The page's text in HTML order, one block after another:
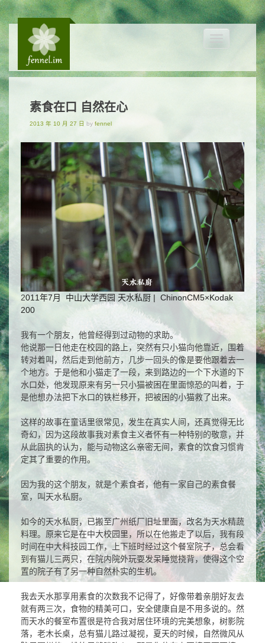
素食在口 自然在心
2013 年 10 月 27 日 by fennel
2011年7月 中山大学西园 天水私厨 | ChinonCM5×Kodak
200
我有一个朋友，他曾经得到过动物的求助。
他说那一日他走在校园的路上，突然有只小猫向他靠近，围着
转对着叫，然后走到他前方，几步一回头的像是要他跟着去一
个地方。于是他和小猫走了一段，来到路边的一个下水道的下
水口处，他发现原来有另一只小猫被困在里面惊恐的叫着，于
是他想办法把下水口的铁栏移开，把被困的小猫救了出来。
这样的故事在童话里很常见，发生在真实人间，还真觉得无比
奇幻，因为这段故事我对素食主义者怀有一种特别的敬意，并
从此固执的认为，能与动物这么亲密无间，素食的饮食习惯肯
定其了重要的作用。
因为我的这个朋友，就是个素食者，他有一家自己的素食餐
室，叫天水私厨。
如今的天水私厨，已搬至广州纸厂旧址里面，改名为天水精蔬
料理。原来它是在中大校园里，所以在他搬走了以后，我有段
时间在中大科技园工作，上下班时经过这个餐室院子，总会看
到有猫儿三两只，在院内院外玩耍发呆睡觉挠背，使得这个空
置的院子有了另一种自然朴实的生机。
我去天水那享用素食的次数我不记得了，好像带着亲朋好友去
就有两三次，食物的精美可口，安全健康自是不用多说的。然
而天水的餐室布置很是符合我对居住环境的完美想象，树影院
落，老木长桌，总有猫儿路过凝视，夏天的时候，自然微风从